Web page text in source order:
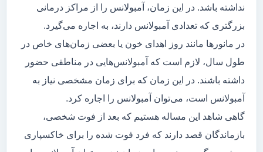
نداشته باشد. در این زمان، آمبولانس را از مراکز درمانی
بزرگتری که تعدادی آمبولانس دارند، به اجاره می‌گیرد.
در مانور‌ها مانند روز اهدای خون یا بعضی زمان‌های خاص در
طول سال، لازم است که آمبولانس‌هایی در مناطقی حضور
داشته باشند. در این زمان که برای زمان مشخصی نیاز به
آمبولانس است، می‌توان آمبولانس را اجاره کرد.
گاهی شاهد این مساله هستیم که بعد از فوت شخصی،
بازماندگان قصد دارند که فرد فوت شده را برای خاکسپاری